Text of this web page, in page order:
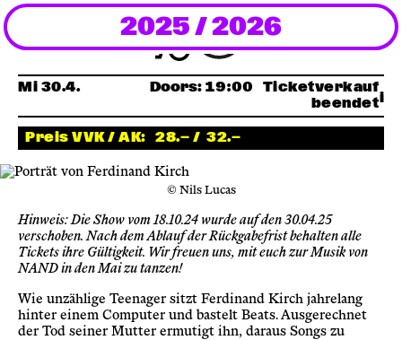
Newsletter
KaBar/ZischBar
Über uns
Residenzen
Mitmachen
Service
2025 / 2026
Mi 30.4. Doors:19:00 Ticketverkauf
beendet
Preis VVK / AK: 28.— / 32.—
© Nils Lucas
Hinweis: Die Show vom 18.10.24 wurde auf den 30.04.25
verschoben. Nach dem Ablauf der Rückgabefrist behalten alle
Tickets ihre Gültigkeit. Wir freuen uns, mit euch zur Musik von
NAND in den Mai zu tanzen!
Wie unzählige Teenager sitzt Ferdinand Kirch jahrelang
hinter einem Computer und bastelt Beats. Ausgerechnet
der Tod seiner Mutter ermutigt ihn, daraus Songs zu